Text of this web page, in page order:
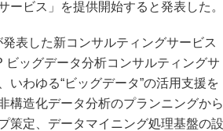
ービス」を提供開始すると発表した。
表した新コンサルティングサービス
ビッグデータ分析コンサルティングサ
いわゆる“ビッグデータ”の活用支援を
構造化データ分析のプランニングから
策定、データマイニング処理基盤の設